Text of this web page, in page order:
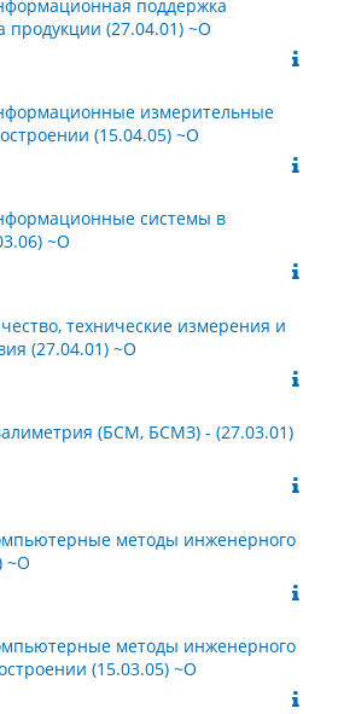
поддержка
продукции (27.04.01) ~О
измерительные
(15.04.05) ~О
системы в
~О
технические измерения и
(27.04.01) ~О
(БСМ, БСМЗ) - (27.03.01)
методы инженерного
~О
методы инженерного
(15.03.05) ~О